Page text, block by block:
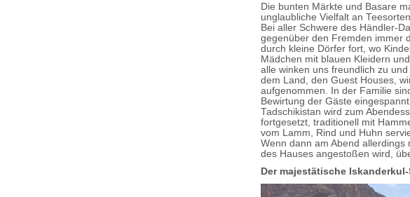
Die bunten Märkte und Basare
unglaubliche Vielfalt an
Bei aller Schwere des Händler-
gegenüber den Fremden immer
durch kleine Dörfer fort, wo
Mädchen mit blauen Kleidern
alle winken uns freundlich zu
dem Land, den Guest Houses,
aufgenommen. In der Familie
Bewirtung der Gäste
Tadschikistan wird zum
fortgesetzt, traditionell mit
vom Lamm, Rind und Huhn
Wenn dann am Abend
des Hauses angestoßen wird,
Der majestätische Iskanderkul-